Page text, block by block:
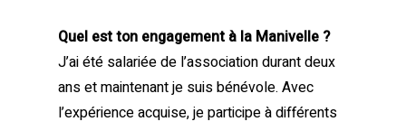
Quel est ton engagement à la Manivelle ?
J’ai été salariée de l’association durant deux
ans et maintenant je suis bénévole. Avec
l’expérience acquise, je participe à différents